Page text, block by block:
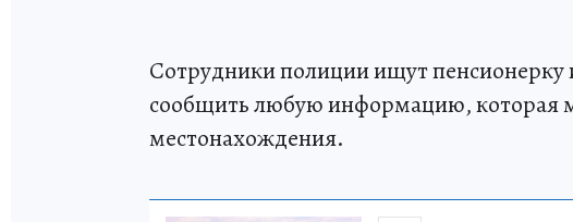
Сотрудники полиции ищут
сообщить любую информацию, которая
местонахождения.